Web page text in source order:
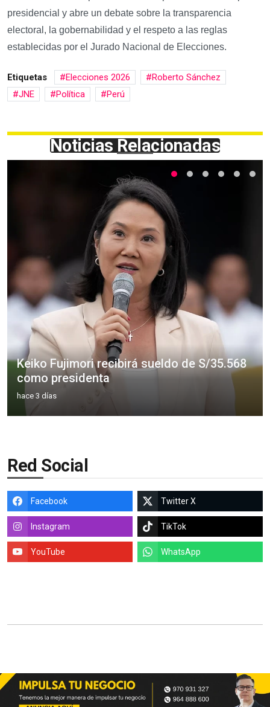
presidencial y abre un debate sobre la transparencia
electoral, la gobernabilidad y el respeto a las reglas
establecidas por el Jurado Nacional de Elecciones.
Etiquetas Elecciones 2026
Roberto Sánchez
JNE
Política Perú
Noticias Relacionadas
Keiko Fujimori recibirá sueldo de S/35.568
como presidenta
hace 3 días
Red Social
Facebook Twitter X
Instagram TikTok
YouTube WhatsApp